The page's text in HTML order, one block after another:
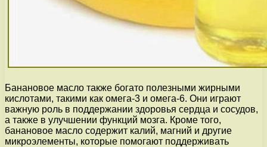
Банановое масло также богато полезными жирными
кислотами, такими как омега-3 и омега-6. Они играют
важную роль в поддержании здоровья сердца и сосудов,
а также в улучшении функций мозга. Кроме того,
банановое масло содержит калий, магний и другие
микроэлементы, которые помогают поддерживать